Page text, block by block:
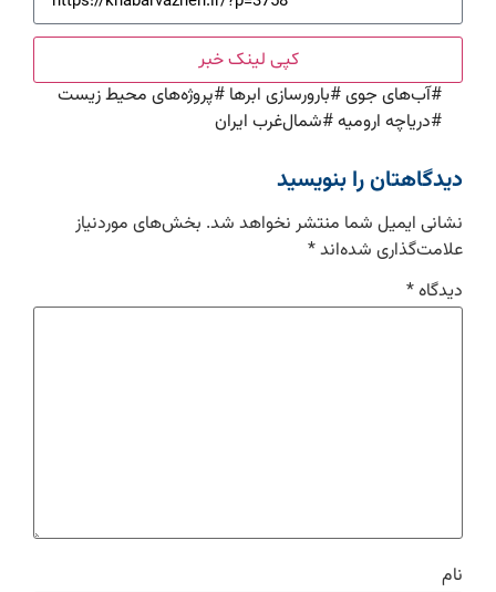
کپی لینک خبر
#آب‌های جوی#بارورسازی ابرها #پروژه‌های محیط زیست
#دریاچه ارومیه#شمال‌غرب ایران
دیدگاهتان را بنویسید
نشانی ایمیل شما منتشر نخواهد شد. بخش‌های موردنیاز
علامت‌گذاری شده‌اند*
دیدگاه*
نام